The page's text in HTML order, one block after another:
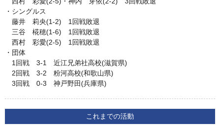
・シングルス
藤井 莉央(1-2) 1回戦敗退
三谷 椛穂(1-6) 1回戦敗退
西村 彩愛(2-5) 1回戦敗退
・団体
1回戦 3-1 近江兄弟社高校(滋賀県)
2回戦 3-2 粉河高校(和歌山県)
3回戦 0-3 神戸野田(兵庫県)
これまでの活動